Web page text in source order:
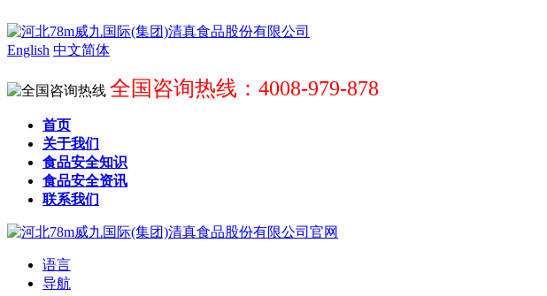
English 中文简体
全国咨询热线：4008-979-878
首页
关于我们
食品安全知识
食品安全资讯
联系我们
语言
导航